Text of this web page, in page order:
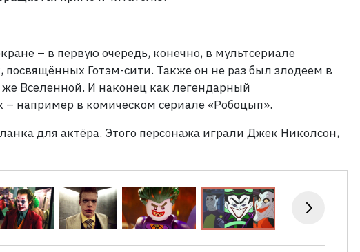
– в первую очередь, конечно, в мультсериале
Готэм-сити. Также он не раз был злодеем в
Вселенной. И наконец как легендарный
– например в комическом сериале «Робоцып».
для актёра. Этого персонажа играли Джек Николсон,